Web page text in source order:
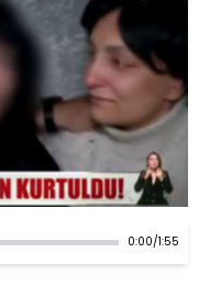
0:00/1:55